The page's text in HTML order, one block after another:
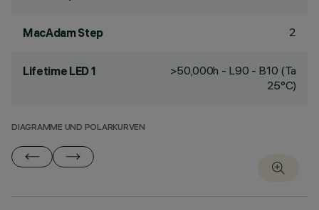
MacAdam Step 2
Lifetime LED 1
>50,000h - L90 - B10 (Ta
25°C)
DIAGRAMME UND POLARKURVEN